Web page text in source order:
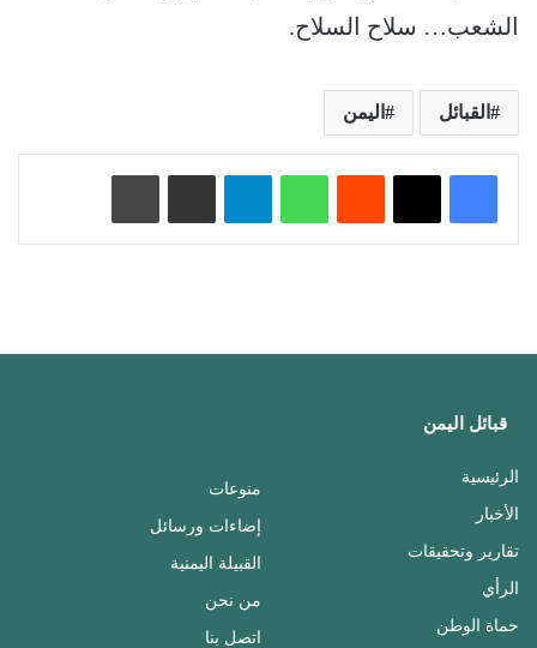
الشعب… سلاح السلاح.
القبائل اليمن
واتساب تيلقرام
قبائل اليمن
الرئيسية
الأخبار
تقارير وتحقيقات
الرأي
حماة الوطن
منوعات
إضاءات ورسائل
القبيلة اليمنية
من نحن
اتصل بنا